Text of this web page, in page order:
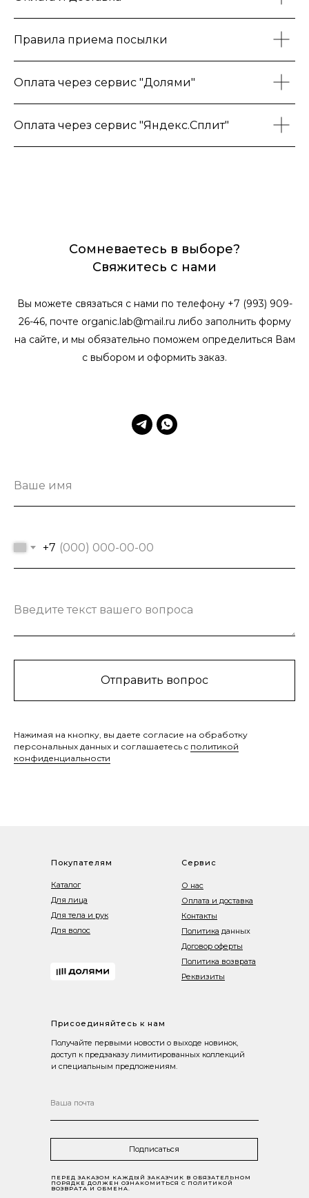
Правила приема посылки
Оплата через сервис "Долями"
Оплата через сервис "Яндекс.Сплит"
Сомневаетесь в выборе?
Свяжитесь с нами
Вы можете связаться с нами по телефону +7 (993) 909-
26-46, почте organic.lab@mail.ru либо заполнить форму
на сайте, и мы обязательно поможем определиться Вам
с выбором и оформить заказ.
Ваше имя
+7
Введите текст вашего вопроса
Отправить вопрос
Нажимая на кнопку, вы даете согласие на обработку
персональных данных и соглашаетесь c политикой
конфиденциальности
ПЕРЕД ЗАКАЗОМ КАЖДЫЙ ЗАКАЗЧИК В ОБЯЗАТЕЛЬНОМ
ПОРЯДКЕ ДОЛЖЕН ОЗНАКОМИТЬСЯ С ПОЛИТИКОЙ
ВОЗВРАТА И ОБМЕНА.
Покупателям
Каталог
Для лица
Для тела и рук
Для волос
Присоединяйтесь к нам
Получайте первыми новости о выходе новинок,
доступ к предзаказу лимитированных коллекций
и специальным предложениям.
Сервис
О нас
Оплата и доставка
Контакты
Политика данных
Договор оферты
Политика возврата
Реквизиты
Подписаться